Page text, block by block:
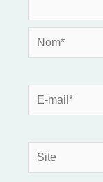
Nom*
E-
mail*
Site